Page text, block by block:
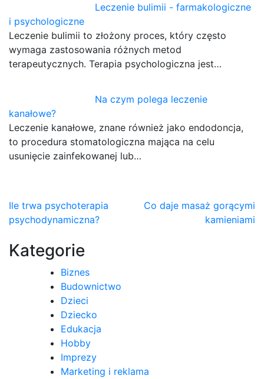
Leczenie bulimii - farmakologiczne
i psychologiczne
Leczenie bulimii to złożony proces, który często
wymaga zastosowania różnych metod
terapeutycznych. Terapia psychologiczna jest…
Na czym polega leczenie
kanałowe?
Leczenie kanałowe, znane również jako endodoncja,
to procedura stomatologiczna mająca na celu
usunięcie zainfekowanej lub…
Nawigacja
wpisu
Ile trwa psychoterapia
psychodynamiczna?
Co daje masaż gorącymi
kamieniami
Kategorie
Biznes
Budownictwo
Dzieci
Dziecko
Edukacja
Hobby
Imprezy
Marketing i reklama